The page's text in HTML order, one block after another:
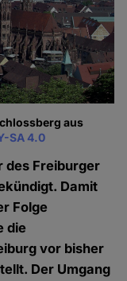
aus
SA 4.0
des Freiburger
Damit
Folge
die
vor bisher
Der Umgang